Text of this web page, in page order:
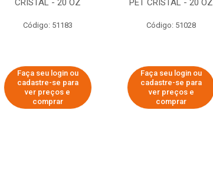
CRISTAL - 20 OZ
Código: 51183
Faça seu login ou
cadastre-se para
ver preços e
comprar
PET CRISTAL - 20 OZ
Código: 51028
Faça seu login ou
cadastre-se para
ver preços e
comprar